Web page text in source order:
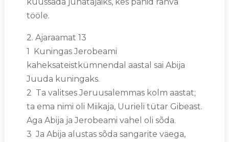
tööle.
2. Ajaraamat 13
1 Kuningas Jerobeami
kaheksateistkümnendal aastal sai Abija
Juuda kuningaks.
2 Ta valitses Jeruusalemmas kolm aastat;
ta ema nimi oli Miikaja, Uurieli tütar Gibeast.
Aga Abija ja Jerobeami vahel oli sõda.
3 Ja Abija alustas sõda sangarite väega,